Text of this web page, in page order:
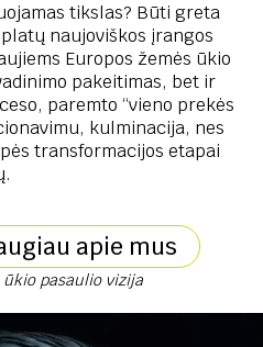
tikslas? Būti greta
naujoviškos įrangos
Europos žemės ūkio
pakeitimas, bet ir
paremto “vieno prekės
kulminacija, nes
transformacijos etapai
apie mus
ūkio pasaulio vizija